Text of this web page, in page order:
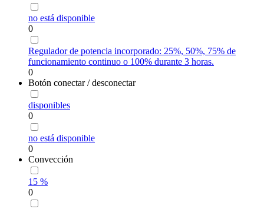
no está disponible
0
Regulador de potencia incorporado: 25%, 50%, 75% de
funcionamiento continuo o 100% durante 3 horas.
0
Botón conectar / desconectar
disponibles
0
no está disponible
0
Convección
15 %
0